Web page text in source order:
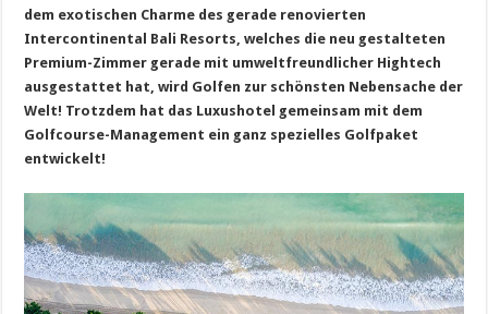
dem exotischen Charme des gerade renovierten
Intercontinental Bali Resorts, welches die neu gestalteten
Premium-Zimmer gerade mit umweltfreundlicher Hightech
ausgestattet hat, wird Golfen zur schönsten Nebensache der
Welt! Trotzdem hat das Luxushotel gemeinsam mit dem
Golfcourse-Management ein ganz spezielles Golfpaket
entwickelt!